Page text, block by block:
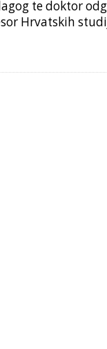
te doktor
Hrvatskih